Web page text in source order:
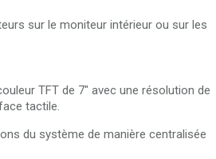
sur le moniteur intérieur ou sur les
TFT de 7" avec une résolution de
tactile.
du système de manière centralisée